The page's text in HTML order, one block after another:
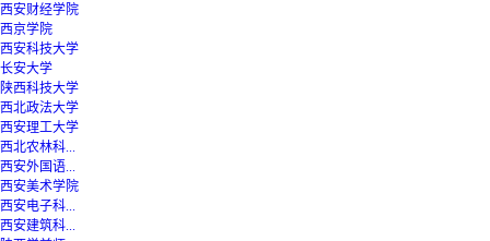
西安财经学院
西京学院
西安科技大学
长安大学
陕西科技大学
西北政法大学
西安理工大学
西北农林科...
西安外国语...
西安美术学院
西安电子科...
西安建筑科...